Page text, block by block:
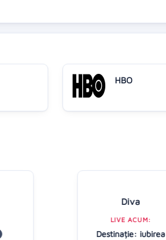
HBO
Diva
LIVE ACUM:
Destinație: iubirea